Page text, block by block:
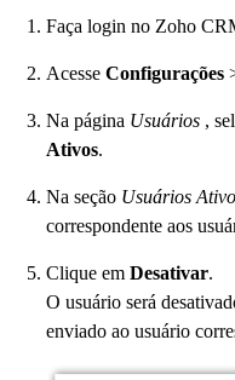
Faça login no Zoho
Acesse Configurações
Na página Usuários ,
Ativos.
Na seção Usuários
correspondente aos
Clique em Desativar.
O usuário será
enviado ao usuário